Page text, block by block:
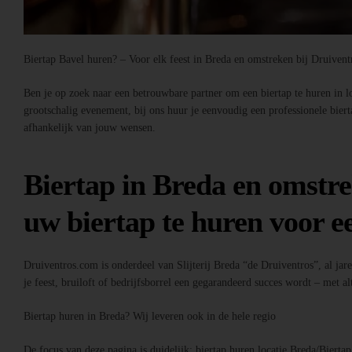
Biertap Bavel huren? – Voor elk feest in Breda en omstreken bij
Ben je op zoek naar een betrouwbare partner om een biertap te huren
grootschalig evenement, bij ons huur je eenvoudig een professionele
afhankelijk van jouw wensen.
Biertap in Breda en
uw biertap te huren voor
Druiventros.com is onderdeel van Slijterij Breda “de Druiventros”, al
je feest, bruiloft of bedrijfsborrel een gegarandeerd succes wordt – met
Biertap huren in Breda? Wij leveren ook in de hele regio